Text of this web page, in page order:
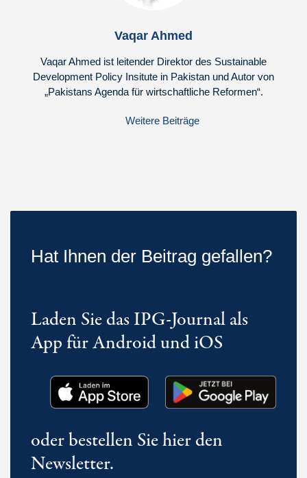
Vaqar Ahmed
Vaqar Ahmed ist leitender Direktor des Sustainable
Development Policy Insitute in Pakistan und Autor von
„Pakistans Agenda für wirtschaftliche Reformen“.
Weitere Beiträge
Hat Ihnen der Beitrag gefallen?
Laden Sie das IPG-Journal als
App für Android und iOS
oder bestellen Sie hier den
Newsletter.